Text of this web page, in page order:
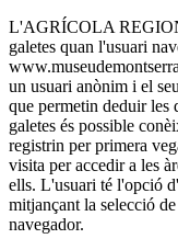
L'AGRÍCOLA
galetes quan l'usuari
un usuari anònim i el
que permetin deduir les
galetes és possible
registrin per primera
visita per accedir a les
ells. L'usuari té l'opció
mitjançant la selecció
navegador.